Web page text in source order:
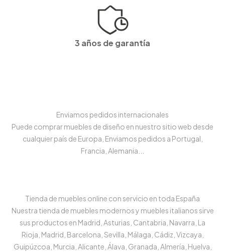
3 años de garantía
Enviamos pedidos internacionales
Puede comprar muebles de diseño en nuestro sitio web desde
cualquier país de Europa, Enviamos pedidos a Portugal,
Francia, Alemania...
Tienda de muebles online con servicio en toda España
Nuestra tienda de muebles modernos y muebles italianos sirve
sus productos en Madrid, Asturias, Cantabria, Navarra, La
Rioja, Madrid, Barcelona, Sevilla, Málaga, Cádiz, Vizcaya,
Guipúzcoa, Murcia, Alicante, Álava, Granada, Almería, Huelva,